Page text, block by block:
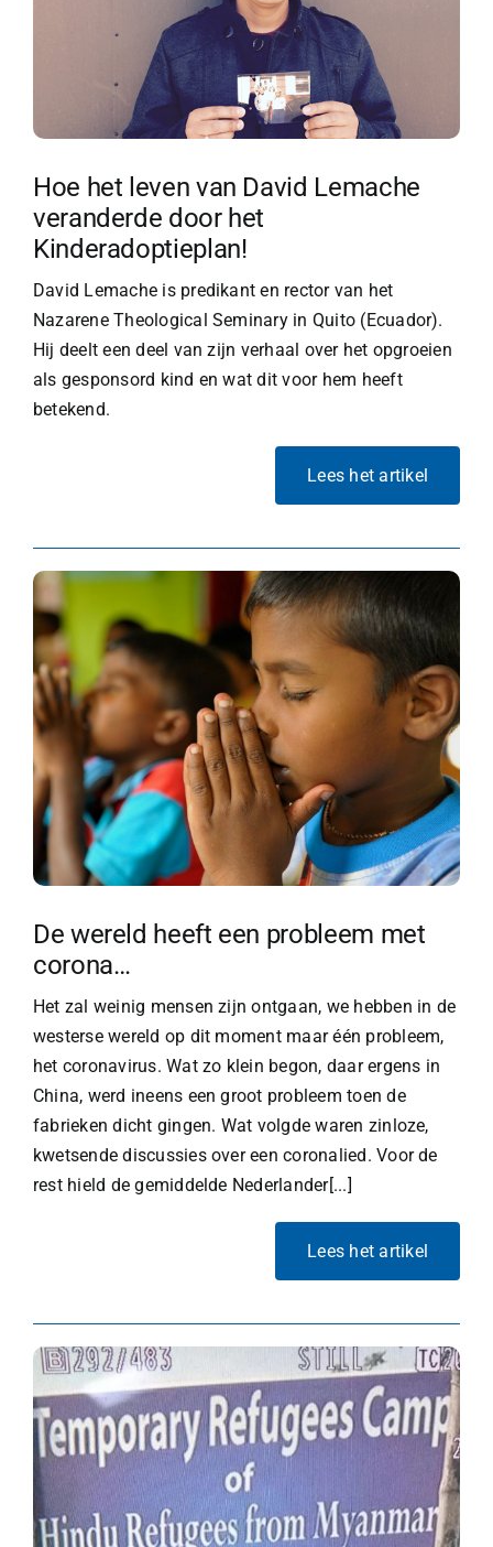
Hoe het leven van David Lemache
veranderde door het
Kinderadoptieplan!
David Lemache is predikant en rector van het
Nazarene Theological Seminary in Quito (Ecuador).
Hij deelt een deel van zijn verhaal over het opgroeien
als gesponsord kind en wat dit voor hem heeft
betekend.
Lees het artikel
De wereld heeft een probleem met
corona…
Het zal weinig mensen zijn ontgaan, we hebben in de
westerse wereld op dit moment maar één probleem,
het coronavirus. Wat zo klein begon, daar ergens in
China, werd ineens een groot probleem toen de
fabrieken dicht gingen. Wat volgde waren zinloze,
kwetsende discussies over een coronalied. Voor de
rest hield de gemiddelde Nederlander[...]
Lees het artikel